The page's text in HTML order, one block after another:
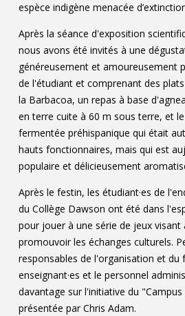
espèce indigène menacée
Après la séance d'exposition
nous avons été invités à une
généreusement et amoureusement
de l'étudiant et comprenant des
la Barbacoa, un repas à base
en terre cuite à 60 m sous terre, et
fermentée préhispanique qui était
hauts fonctionnaires, mais qui est
populaire et délicieusement
Après le festin, les étudiant·es de
du Collège Dawson ont été dans
pour jouer à une série de jeux visant
promouvoir les échanges culturels.
responsables de l'organisation et du
enseignant·es et le personnel
davantage sur l'initiative du
présentée par Chris Adam.